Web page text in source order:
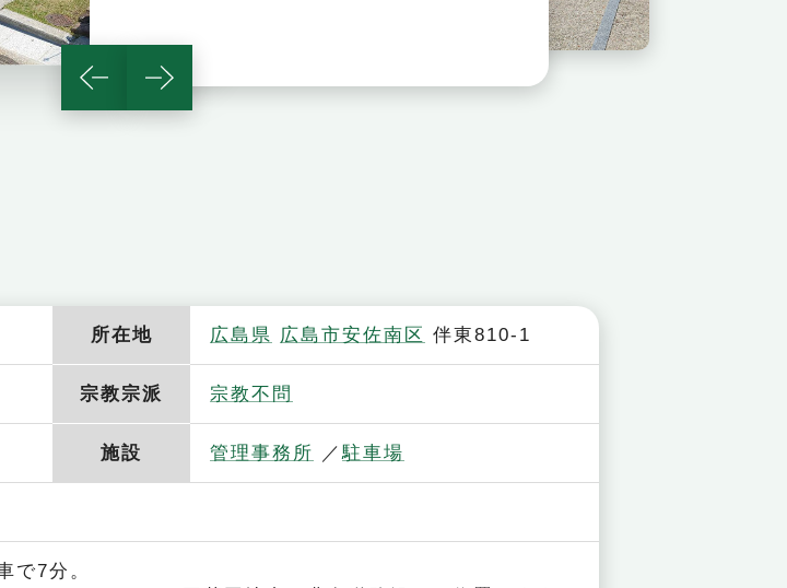
所在地 広島県 広島市安佐南区 伴東810-1
宗教宗派 宗教不問
施設 管理事務所 駐車場
「伴中央駅」から車で7分。